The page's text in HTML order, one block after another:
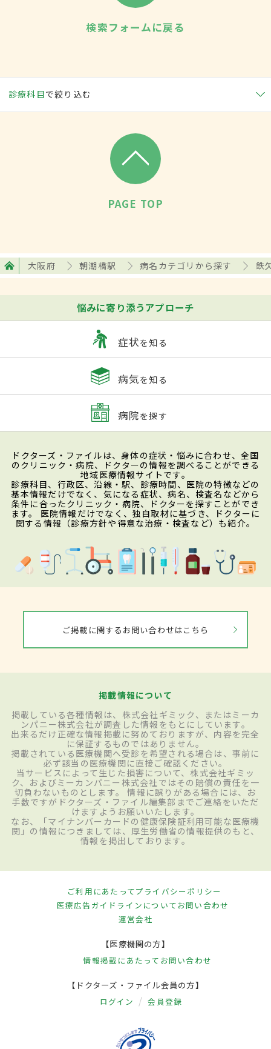
検索フォームに戻る
診療科目で絞り込む
PAGE TOP
大阪府 朝潮橋駅 病名カテゴリから探す 鉄
悩みに寄り添うアプローチ
症状を知る
病気を知る
病院を探す
ドクターズ・ファイルは、身体の症状・悩みに合わせ、全国
のクリニック・病院、ドクターの情報を調べることができる
地域医療情報サイトです。
診療科目、行政区、沿線・駅、診療時間、医院の特徴などの
基本情報だけでなく、気になる症状、病名、検査名などから
条件に合ったクリニック・病院、ドクターを探すことができ
ます。 医院情報だけでなく、独自取材に基づき、ドクターに
関する情報（診療方針や得意な治療・検査など）も紹介。
ご掲載に関するお問い合わせはこちら
掲載情報について
掲載している各種情報は、株式会社ギミック、またはミーカ
ンパニー株式会社が調査した情報をもとにしています。
出来るだけ正確な情報掲載に努めておりますが、内容を完全
に保証するものではありません。
掲載されている医療機関へ受診を希望される場合は、事前に
必ず該当の医療機関に直接ご確認ください。
当サービスによって生じた損害について、株式会社ギミッ
ク、およびミーカンパニー株式会社ではその賠償の責任を一
切負わないものとします。 情報に誤りがある場合には、お
手数ですがドクターズ・ファイル編集部までご連絡をいただ
けますようお願いいたします。
なお、「マイナンバーカードの健康保険証利用可能な医療機
関」の情報につきましては、厚生労働省の情報提供のもと、
情報を掲出しております。
ご利用にあたってプライバシーポリシー
医療広告ガイドラインについてお問い合わせ
運営会社
【医療機関の方】
情報掲載にあたって お問い合わせ
【ドクターズ・ファイル会員の方】
ログイン 会員登録